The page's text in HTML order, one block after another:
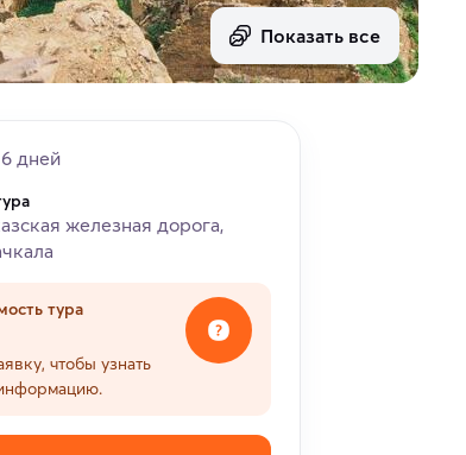
Показать все
6 дней
железная дорога,
тура
чтобы узнать